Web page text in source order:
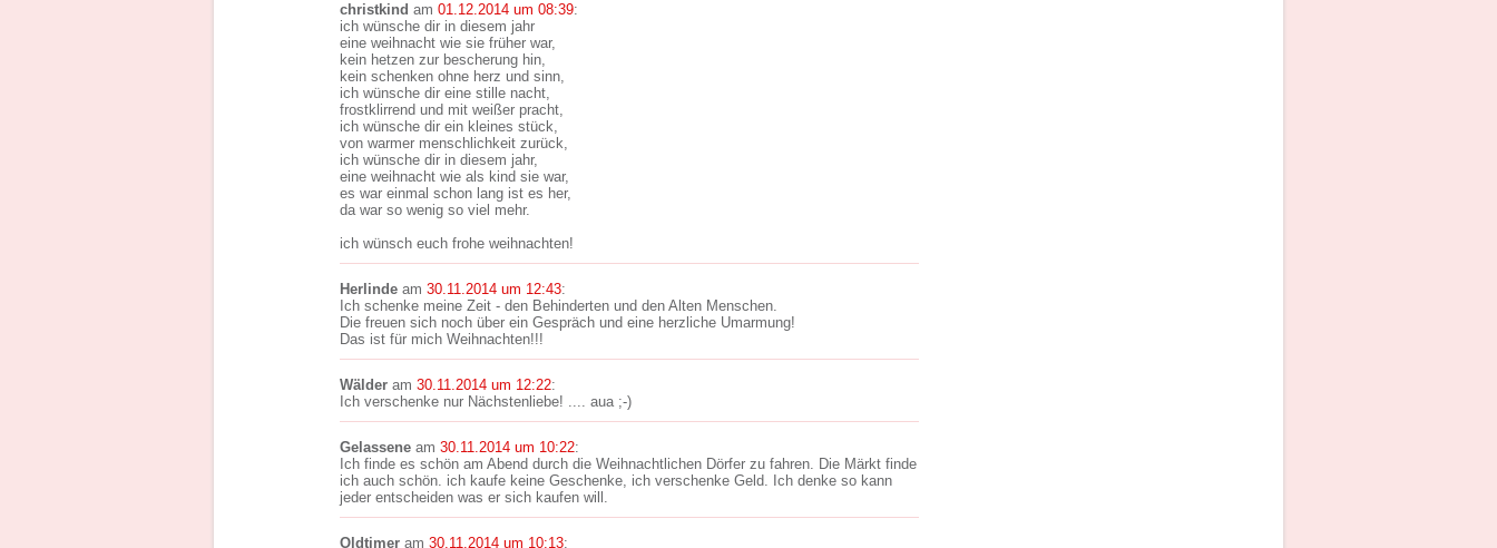
christkind am 01.12.2014 um 08:39:
ich wünsche dir in diesem jahr
eine weihnacht wie sie früher war,
kein hetzen zur bescherung hin,
kein schenken ohne herz und sinn,
ich wünsche dir eine stille nacht,
frostklirrend und mit weißer pracht,
ich wünsche dir ein kleines stück,
von warmer menschlichkeit zurück,
ich wünsche dir in diesem jahr,
eine weihnacht wie als kind sie war,
es war einmal schon lang ist es her,
da war so wenig so viel mehr.
ich wünsch euch frohe weihnachten!
Herlinde am 30.11.2014 um 12:43:
Ich schenke meine Zeit - den Behinderten und den Alten Menschen.
Die freuen sich noch über ein Gespräch und eine herzliche Umarmung!
Das ist für mich Weihnachten!!!
Wälder am 30.11.2014 um 12:22:
Ich verschenke nur Nächstenliebe! .... aua ;-)
Gelassene am 30.11.2014 um 10:22:
Ich finde es schön am Abend durch die Weihnachtlichen Dörfer zu fahren. Die Märkt finde
ich auch schön. ich kaufe keine Geschenke, ich verschenke Geld. Ich denke so kann
jeder entscheiden was er sich kaufen will.
Oldtimer am 30.11.2014 um 10:13: